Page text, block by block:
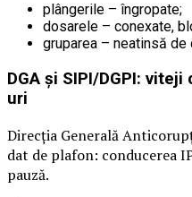
plângerile – îngropate;
dosarele – conexate,
gruparea – neatinsă de
DGA și SIPI/DGPI:
uri
Direcția Generală
dat de plafon: conducerea
pauză.